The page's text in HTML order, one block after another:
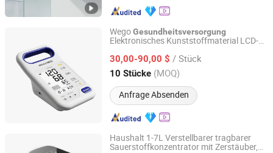
WegoGesundheitsversorgung
Elektronisches Kunststoffmaterial LCD-
30,00-90,00 $ / Stück
10 Stücke (MOQ)
Anfrage Absenden
Foosin Medical Supplies Inc., Ltd.
Shandong, China Seit 2011
Haushalt 1-7L Verstellbarer tragbarer
Sauerstoffkonzentrator mit Zerstäuber,